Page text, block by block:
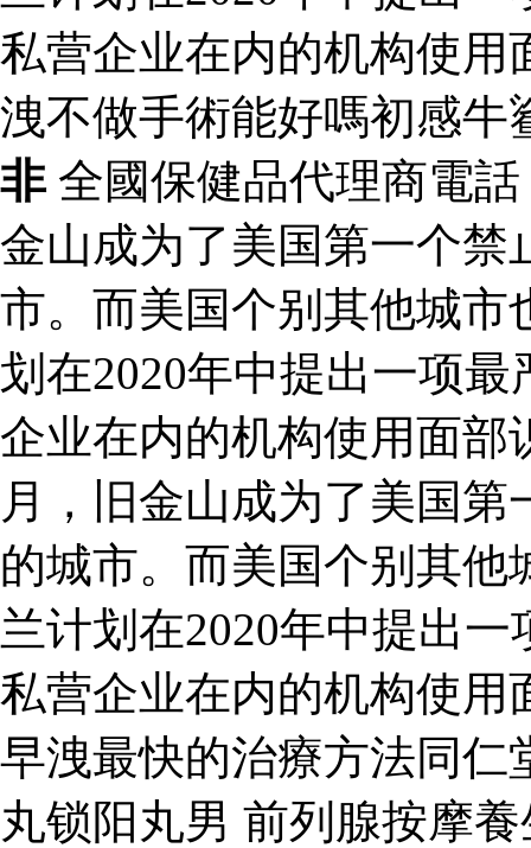
私营企业在内的机构使
洩不做手術能好嗎初感
非全國保健品代理商電話
金山成为了美国第一个禁
市。而美国个别其他城市
划在2020年中提出一项
企业在内的机构使用面
月，旧金山成为了美国
的城市。而美国个别其
兰计划在2020年中提出
私营企业在内的机构使
早洩最快的治療方法同仁
丸锁阳丸男 前列腺按摩